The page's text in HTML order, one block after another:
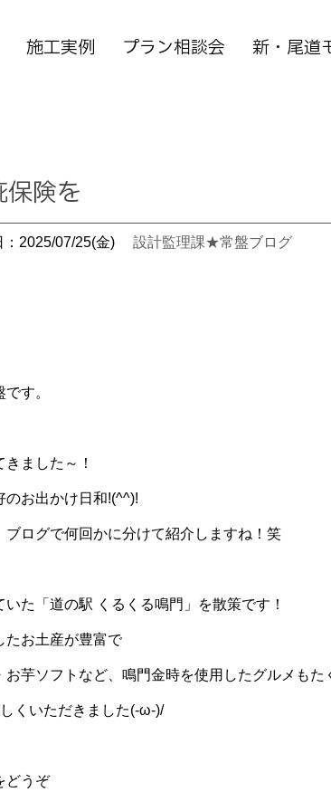
施工実例 プラン相談会 新・尾道
保険を
：2025/07/25(金) 設計監理課★常盤ブログ
す。
ました～！
のお出かけ日和!(^^)!
ログで何回かに分けて紹介しますね！笑
た「道の駅 くるくる鳴門」を散策です！
たお土産が豊富で
芋ソフトなど、鳴門金時を使用したグルメもた
くいただきました(-ω-)/
どうぞ